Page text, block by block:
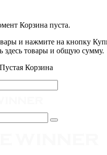
Корзина пуста.
и нажмите на кнопку
здесь товары и общую сумму.
Пустая Корзина